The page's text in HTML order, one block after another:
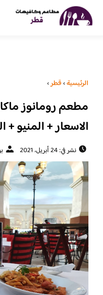
الرئيسية›قطر›
مطعم رومانوز
الاسعار + المنيو +
نشر في: 24 أبريل، 2021